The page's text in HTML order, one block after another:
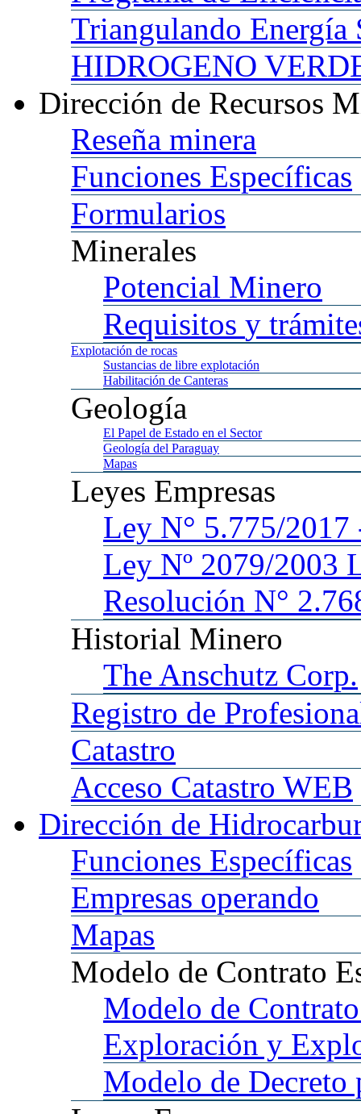
Triangulando Energía
HIDROGENO
Dirección de Recursos
Reseña minera
Funciones Específicas
Formularios
Minerales
Potencial Minero
Requisitos y
Explotación de rocas
Sustancias de libre explotación
Habilitación de Canteras
Geología
El Papel de Estado en el Sector
Geología del Paraguay
Mapas
Leyes Empresas
Ley N° 5.775/
Ley Nº 2079/2003
Resolución N°
Historial Minero
The Anschutz Corp.
Registro de
Catastro
Acceso Catastro WEB
Dirección de
Funciones Específicas
Empresas operando
Mapas
Modelo de Contrato
Modelo de
Exploración y
Modelo de Decreto